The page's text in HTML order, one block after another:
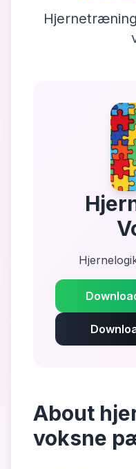
About
voksne